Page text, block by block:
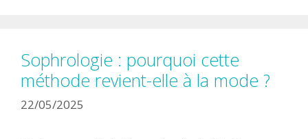
Sophrologie : pourquoi cette
méthode revient-elle à la mode ?
22/05/2025